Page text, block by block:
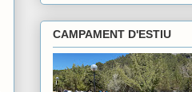
CAMPAMENT D'ESTIU